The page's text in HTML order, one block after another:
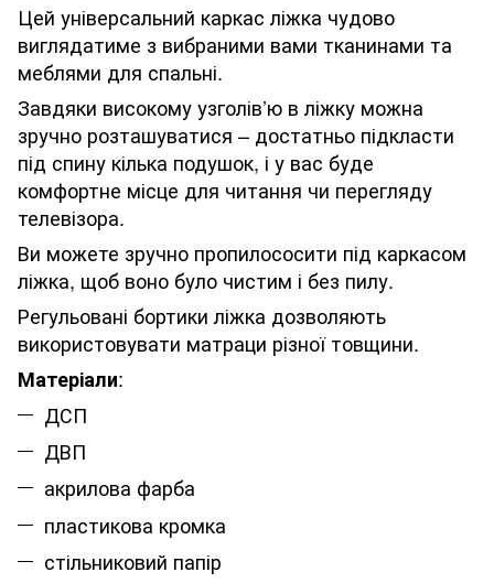
Цей універсальний каркас ліжка чудово
виглядатиме з вибраними вами тканинами та
меблями для спальні.
Завдяки високому узголів’ю в ліжку можна
зручно розташуватися – достатньо підкласти
під спину кілька подушок, і у вас буде
комфортне місце для читання чи перегляду
телевізора.
Ви можете зручно пропилососити під каркасом
ліжка, щоб воно було чистим і без пилу.
Регульовані бортики ліжка дозволяють
використовувати матраци різної товщини.
Матеріали:
ДСП
ДВП
акрилова фарба
пластикова кромка
стільниковий папір